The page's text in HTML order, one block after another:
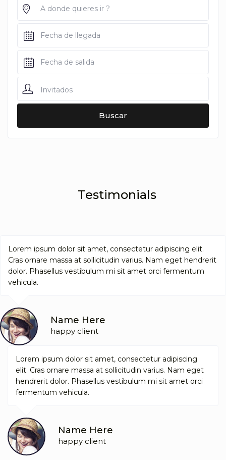
Invitados
Testimonials
Lorem ipsum dolor sit amet, consectetur adipiscing elit.
Cras ornare massa at sollicitudin varius. Nam eget hendrerit
dolor. Phasellus vestibulum mi sit amet orci fermentum
vehicula.
Name Here
happy client
Lorem ipsum dolor sit amet, consectetur adipiscing
elit. Cras ornare massa at sollicitudin varius. Nam eget
hendrerit dolor. Phasellus vestibulum mi sit amet orci
fermentum vehicula.
Name Here
happy client